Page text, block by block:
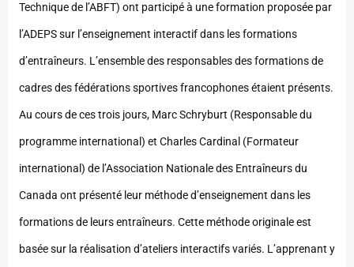
Technique de l’ABFT) ont participé à une formation proposée par
l’ADEPS sur l’enseignement interactif dans les formations
d’entraîneurs. L’ensemble des responsables des formations de
cadres des fédérations sportives francophones étaient présents.
Au cours de ces trois jours, Marc Schryburt (Responsable du
programme international) et Charles Cardinal (Formateur
international) de l’Association Nationale des Entraîneurs du
Canada ont présenté leur méthode d’enseignement dans les
formations de leurs entraîneurs. Cette méthode originale est
basée sur la réalisation d’ateliers interactifs variés. L’apprenant y